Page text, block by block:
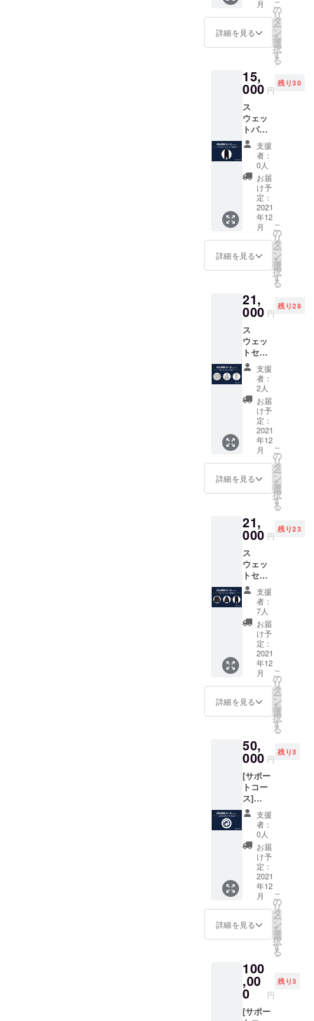
してい
ただい
た方の
ず備考
欄にご
お名前
をご記
入くだ
さい。
（※ニッ
クネー
ム可）
ズ】S,
M, L, XL
サイズ
●LOVL
UEから
メッ
セージ
付きの
ポスト
カード
●LOVL
UEオ
フィ
シャル
サイト
に支援
してい
ただい
た方の
名前（※
可）
く、
10°Cの
低温で
も暖か
す。 ✔︎
シュリ
ンクフ
リー
（縮ま
ない）
✔︎ウエ
スト
は、ド
ロース
トリン
グタイ
材】
コット
ン98％ /
ポリエ
ズ】S,
M, L, XL
表をご
確認く
ださい"
●LOVL
UEから
感謝の
メッ
セージ
付きの
ポスト
カード
●LOVL
UEオ
フィ
してい
ただい
名前 ※
支援
時、必
ず備考
欄にご
希望の
お名前
をご記
入くだ
さい。
（※ニッ
クネー
月
詳細を見る
こ
の
リ
タ
ー
ン
を
選
択
す
る
15,
000 円
残り30
ス
ウェッ
トパン
ツ
[Black]
✔︎ ユニ
セック
オンス
と非常
に重
く、
10°Cの
低温で
も暖か
す。 ✔︎
シュリ
ンクフ
リー
（縮ま
ない）
✔︎ウエ
スト
は、ド
ロース
トリン
グタイ
材】
コット
ン100%
【サイ
M, L, XL
表をご
確認く
●LOVL
UEから
感謝の
メッ
セージ
付きの
ポスト
カード
●LOVL
UEオ
フィ
シャル
サイト
に支援
名前 ※
支援
ず備考
欄にご
希望の
お名前
をご記
入くだ
さい。
（※ニッ
クネー
ム可）
支援
者：
0人
お届
け予
定：
2021
年12
月
詳細を見る
こ
の
リ
タ
ー
ン
を
選
択
す
る
21,
000 円
残り28
ス
ウェッ
トセッ
トアッ
プ[Ash]
備考欄
にお好
きな組
み合わ
せをご
記入く
ださ
い。 ①
シャツ
orフー
プスの
サイズ
③ボト
ムのサ
イズ
●LOVL
UEから
感謝の
メッ
セージ
付きの
ポスト
カード
●LOVL
UEオ
フィ
シャル
ただい
た方の
支援
時、必
ず備考
欄にご
希望の
お名前
をご記
入くだ
さい。
（※ニッ
クネー
ム可）
支援
者：
2人
お届
け予
定：
2021
年12
月
詳細を見る
こ
の
リ
タ
ー
ン
を
選
択
す
る
21,
000 円
残り23
ス
ウェッ
トセッ
トアッ
プ
[Black]
備考欄
にお好
きな組
み合わ
せをご
記入く
ださ
い。 ①
シャツ
②トッ
プスの
サイズ
③ボト
ムのサ
イズ
●LOVL
UEから
感謝の
メッ
セージ
付きの
ポスト
カード
●LOVL
UEオ
フィ
してい
ただい
た方の
名前 ※
支援
支援
者：
7人
お届
け予
定：
2021
年12
月
詳細を見る
こ
の
リ
タ
ー
ン
を
選
択
す
る
50,
000 円
残り3
[サポー
トコー
ス]
LOVLU
Eのおす
すめ3点
セット
お届け
内容
は、
LOVLU
Eオリジ
ナルの
プロダ
クト
扱って
いる商
品の中
から抜
粋いた
支援
者：
0人
お届
け予
定：
2021
年12
月
詳細を見る
こ
の
リ
タ
ー
ン
を
選
択
す
る
100
,00
0 円
残り3
[サポー